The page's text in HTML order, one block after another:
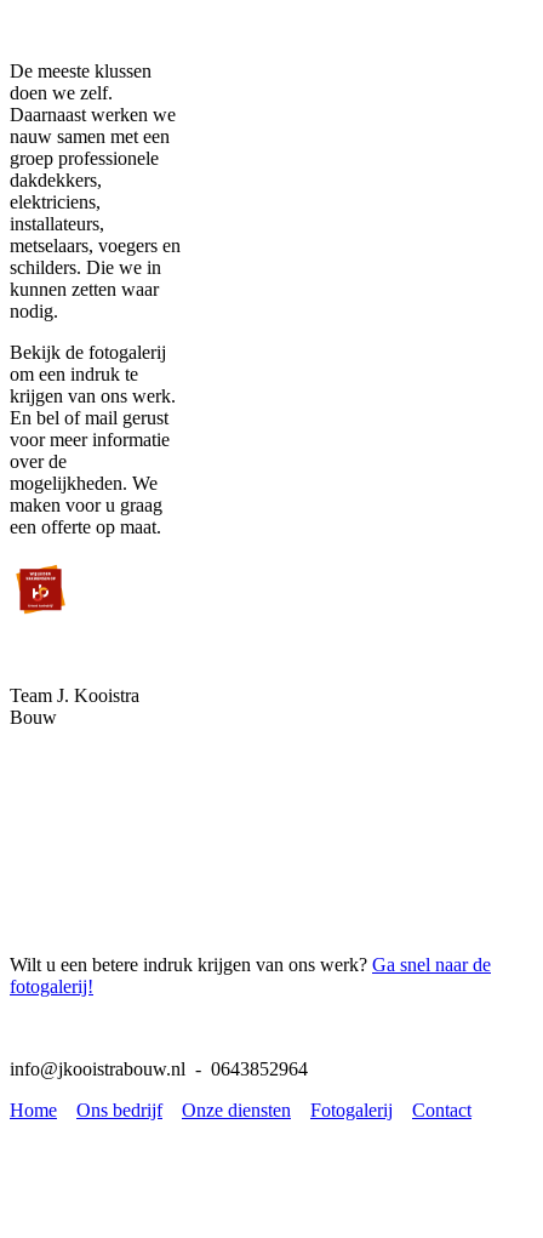
De meeste klussen
doen we zelf.
Daarnaast werken we
nauw samen met een
groep professionele
dakdekkers,
elektriciens,
installateurs,
metselaars, voegers en
schilders. Die we in
kunnen zetten waar
nodig.
Bekijk de fotogalerij
om een indruk te
krijgen van ons werk.
En bel of mail gerust
voor meer informatie
over de
mogelijkheden. We
maken voor u graag
een offerte op maat.
Team J. Kooistra
Bouw
Wilt u een betere indruk krijgen van ons werk? Ga snel naar de
fotogalerij!
info@jkooistrabouw.nl - 0643852964
Home
Ons bedrijf Onze diensten Fotogalerij Contact